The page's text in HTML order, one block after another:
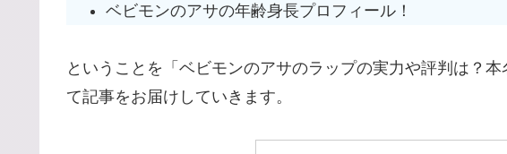
ベビモンのアサの年齢身長プロフィール！
ということを「ベビモンのアサのラップの実力や評判は？
て記事をお届けしていきます。